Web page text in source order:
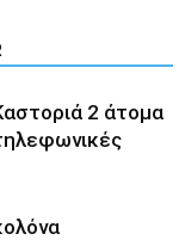
2 άτομα